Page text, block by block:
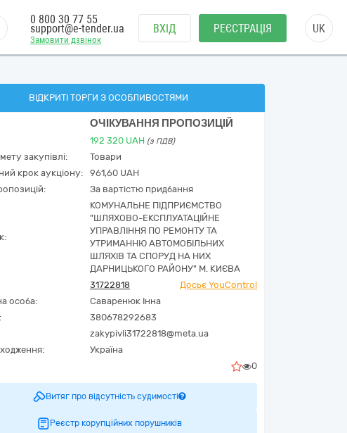
Замовити дзвінок
0 800 30 77 55
support@e-tender.ua ВХІД РЕЄСТРАЦІЯ UK
ВІДКРИТІ ТОРГИ З ОСОБЛИВОСТЯМИ
ОЧІКУВАННЯ ПРОПОЗИЦІЙ
192 320 UAH (з ПДВ)
закупівлі:
Товари
крок аукціону:
961,60 UAH
За вартістю придбання
КОМУНАЛЬНЕ ПІДПРИЄМСТВО
"ШЛЯХОВО-ЕКСПЛУАТАЦІЙНЕ
УПРАВЛІННЯ ПО РЕМОНТУ ТА
УТРИМАННЮ АВТОМОБІЛЬНИХ
ШЛЯХІВ ТА СПОРУД НА НИХ
ДАРНИЦЬКОГО РАЙОНУ" М. КИЄВА
31722818
Досьє YouControl
особа:
Саваренюк Інна
380678292683
zakypivli31722818@meta.ua
Україна
0
Витяг про відсутність судимості
Реєстр корупційних порушників